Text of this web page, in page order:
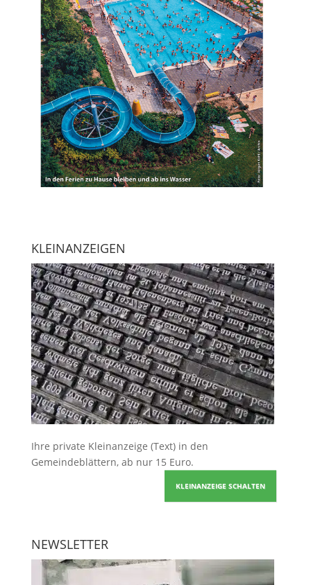
KLEINANZEIGEN
Ihre private Kleinanzeige (Text) in den
Gemeindeblättern, ab nur 15 Euro.
KLEINANZEIGE SCHALTEN
NEWSLETTER